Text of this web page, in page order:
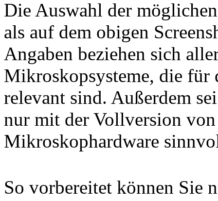
Die Auswahl der
als auf dem obigen
Angaben beziehen sich
Mikroskopsysteme, die
relevant sind. Außerdem
nur mit der Vollversion
Mikroskophardware
So vorbereitet können Sie